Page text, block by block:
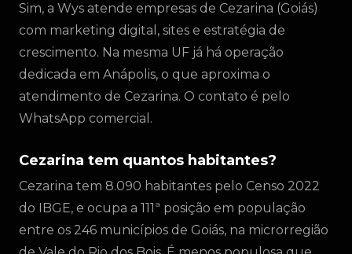
Sim, a Wys atende empresas de Cezarina (Goiás)
com marketing digital, sites e estratégia de
crescimento. Na mesma UF já há operação
dedicada em Anápolis, o que aproxima o
atendimento de Cezarina. O contato é pelo
WhatsApp comercial.
Cezarina tem quantos habitantes?
Cezarina tem 8.090 habitantes pelo Censo 2022
do IBGE, e ocupa a 111ª posição em população
entre os 246 municípios de Goiás, na microrregião